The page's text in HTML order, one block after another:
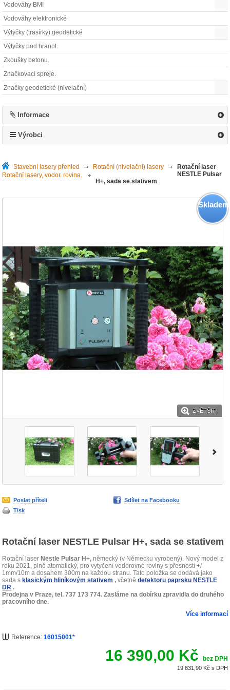
Vodováhy BMI
Vodováhy elektronické
Výtyčky (trasírky) geodetické
Výtyčky pod hranol.
Zkoušky betonu.
Značkovací spreje.
Značky geodetické (nivelační)
Informace
Výrobci
Stavební lasery přehled >Rotační (nivelační) lasery
>
Rotační lasery, vodor. rovina.
Rotační laser
NESTLE Pulsar
H+, sada se stativem
Skladem
ZVĚTŠIT
Poslat příteli
Sdílet na Facebooku
Tisk
Rotační laser NESTLE Pulsar H+, sada se stativem
Rotační laserNestle Pulsar H+,německý (v Německu vyrobený). Nový model z
roku 2021, plně atomatický, pro vytyčení vodorovné roviny s přesností +/-
1mm/10m a dosahem 300m na každou stranu.Tato položka se dodává jako
sada s klasickým hliníkovým stativem ,včetně detektoru paprsku NESTLE
DR .
Prodejna v Praze, tel. 737 173 774.Zasláme na dobírku zpravidla do druhého
pracovního dne.
Více informací
Reference: 16015001*
16 390,00 Kč bez DPH
19 831,90 Kč s DPH